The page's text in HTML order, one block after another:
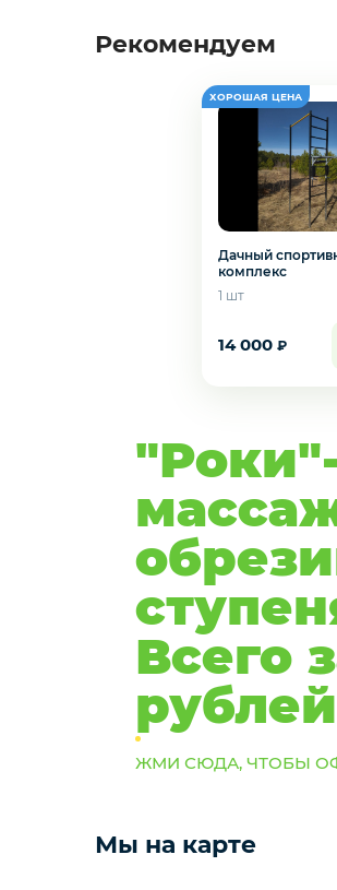
Рекомендуем
Дачный
комплекс
1 шт
14 000 ₽
Всего
ЖМИ СЮДА, ЧТОБЫ
Мы на карте